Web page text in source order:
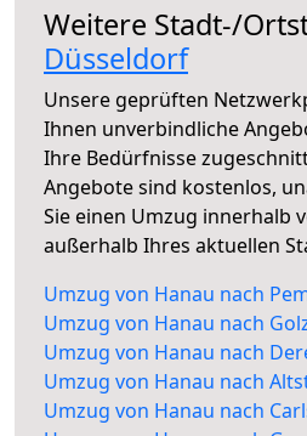
Weitere Stadt-/
Düsseldorf
Unsere geprüften
Ihnen unverbindliche
Ihre Bedürfnisse
Angebote sind kostenlos,
Sie einen Umzug innerhalb
außerhalb Ihres aktuellen
Umzug von Hanau nach
Umzug von Hanau nach
Umzug von Hanau nach
Umzug von Hanau nach
Umzug von Hanau nach